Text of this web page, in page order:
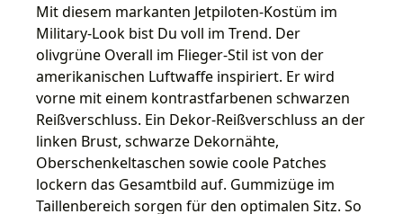
Mit diesem markanten Jetpiloten-Kostüm im
Military-Look bist Du voll im Trend. Der
olivgrüne Overall im Flieger-Stil ist von der
amerikanischen Luftwaffe inspiriert. Er wird
vorne mit einem kontrastfarbenen schwarzen
Reißverschluss. Ein Dekor-Reißverschluss an der
linken Brust, schwarze Dekornähte,
Oberschenkeltaschen sowie coole Patches
lockern das Gesamtbild auf. Gummizüge im
Taillenbereich sorgen für den optimalen Sitz. So